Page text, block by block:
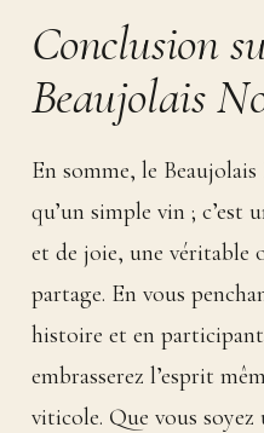
Conclusion
Beaujolais
En somme, le
qu’un simple vin ; c’est
et de joie, une véritable
partage. En vous
histoire et en
embrasserez l’esprit
viticole. Que vous